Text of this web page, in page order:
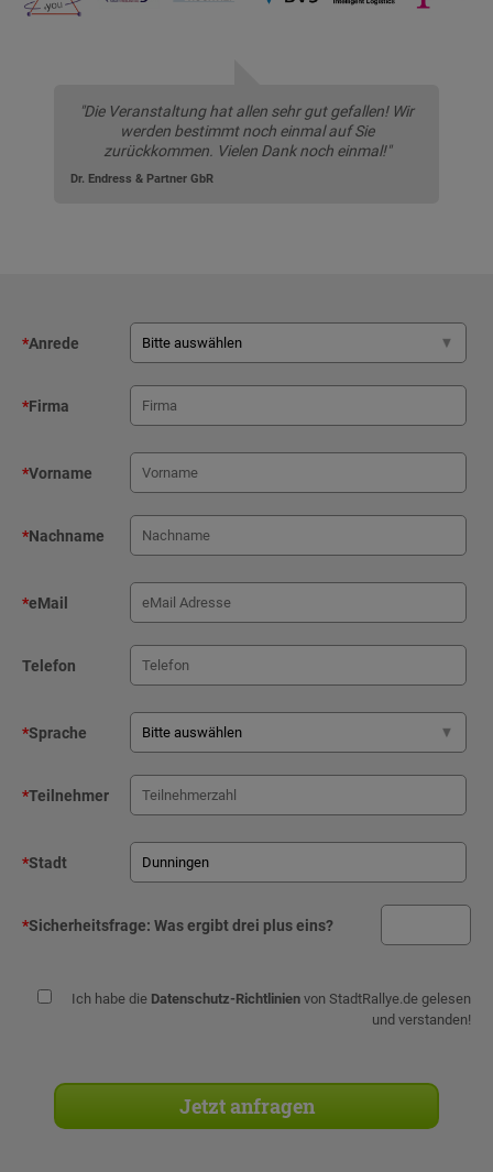
"Die Veranstaltung hat allen sehr gut gefallen! Wir
werden bestimmt noch einmal auf Sie
zurückkommen. Vielen Dank noch einmal!"
Dr. Endress & Partner GbR
*Anrede
*Firma
*Vorname
*Nachname
*eMail
Telefon
*Sprache
*Teilnehmer
*Stadt
*Sicherheitsfrage: Was ergibt drei plus eins?
Ich habe die Datenschutz-Richtlinien von StadtRallye.de gelesen
und verstanden!